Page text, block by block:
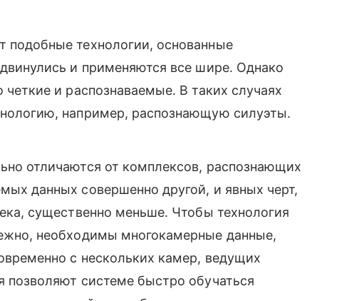
подобные технологии, основанные
и применяются все шире. Однако
и распознаваемые. В таких случаях
например, распознающую силуэты.
отличаются от комплексов, распознающих
данных совершенно другой, и явных черт,
существенно меньше. Чтобы технология
необходимы многокамерные данные,
с нескольких камер, ведущих
позволяют системе быстро обучаться